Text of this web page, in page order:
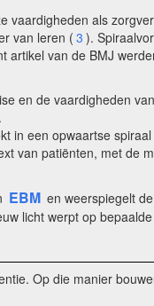
als
van leren ( 3 ).
artikel van de BMJ
en de vaardigheden
in een opwaartse
van patiënten, met de
EBM en weerspiegelt
licht werpt op
Op die manier